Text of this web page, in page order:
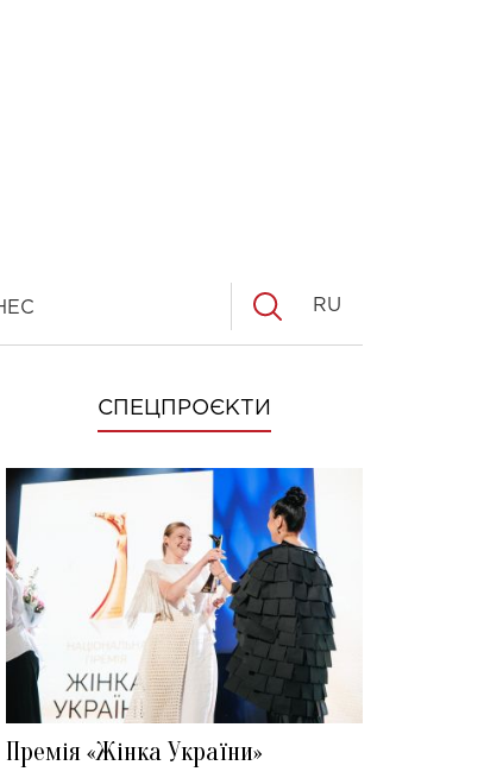
RU
СПЕЦПРОЄКТИ
Премія «Жінка України»